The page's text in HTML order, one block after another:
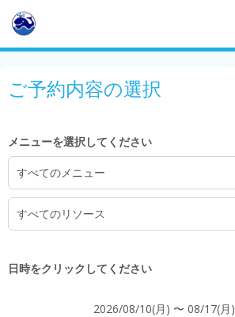
ご予約内容の選択
メニューを選択してください
すべてのメニュー
すべてのリソース
日時をクリックしてください
2026/08/10(月) 〜 08/17(月)
4:00
5:00
6:00